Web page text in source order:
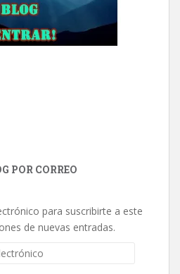
POR CORREO
para suscribirte a este
de nuevas entradas.